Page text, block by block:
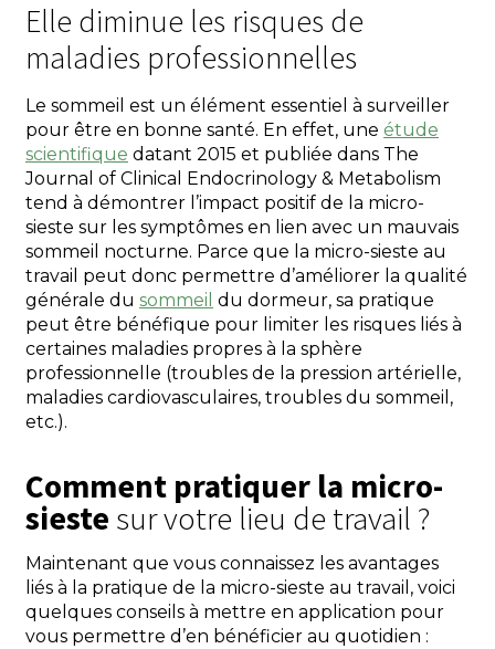
Elle diminue les risques de
maladies professionnelles
Le sommeil est un élément essentiel à surveiller
pour être en bonne santé. En effet, une étude
scientifique datant 2015 et publiée dans The
Journal of Clinical Endocrinology & Metabolism
tend à démontrer l’impact positif de la micro-
sieste sur les symptômes en lien avec un mauvais
sommeil nocturne. Parce que la micro-sieste au
travail peut donc permettre d’améliorer la qualité
générale du sommeil du dormeur, sa pratique
peut être bénéfique pour limiter les risques liés à
certaines maladies propres à la sphère
professionnelle (troubles de la pression artérielle,
maladies cardiovasculaires, troubles du sommeil,
etc.).
Comment pratiquer la micro-
sieste sur votre lieu de travail ?
Maintenant que vous connaissez les avantages
liés à la pratique de la micro-sieste au travail, voici
quelques conseils à mettre en application pour
vous permettre d’en bénéficier au quotidien :